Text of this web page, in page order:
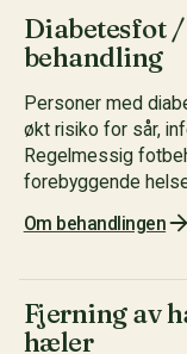
Diabetesfot
behandling
Personer med
økt risiko for sår,
Regelmessig
forebyggende
Om behandlingen
Fjerning av
hæler